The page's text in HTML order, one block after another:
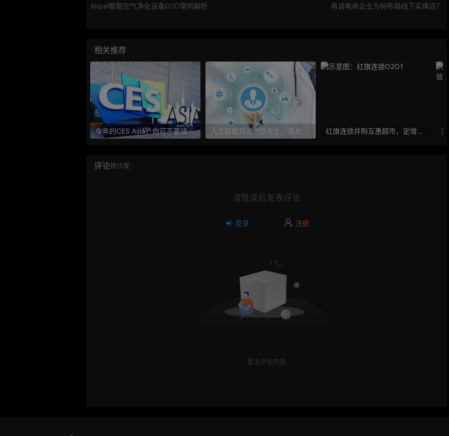
Airpal智能空气净化设备O2O案例解析
再谈电商企业为何布局线下实体店？
相关推荐
今年的CES Asia，你可不要错过这些自动驾驶看点 红旗连锁并购互惠超市，定增10亿大力布局O2O
评论抢沙发
请登录后发表评论
登录 注册
暂无评论内容